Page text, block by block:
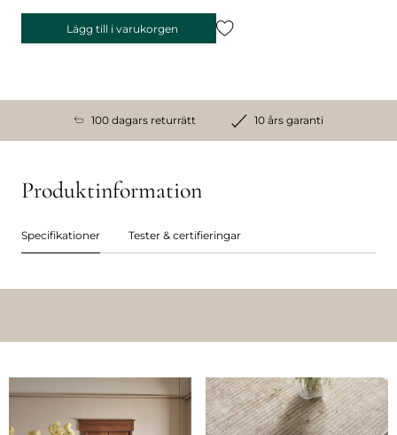
Lägg till i varukorgen
100 dagars returrätt 10 års garanti
Produktinformation
Specifikationer Tester & certifieringar